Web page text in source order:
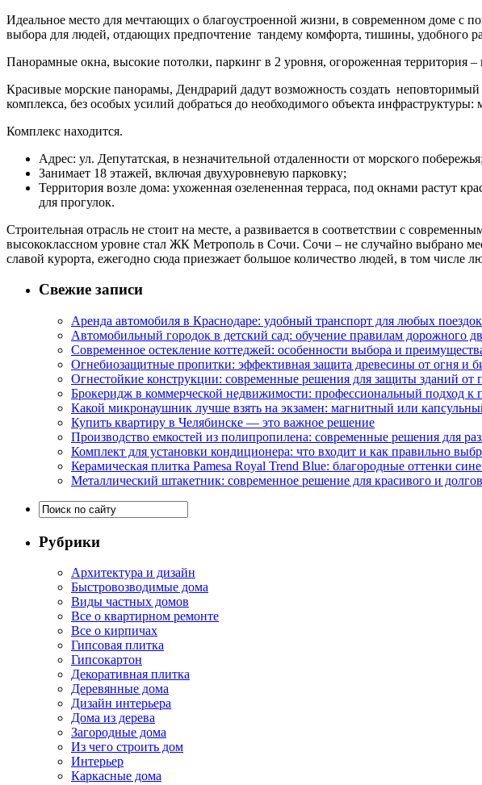
Идеальное место для мечтающих о благоустроенной жизни, в современном доме
выбора для людей, отдающих предпочтение тандему комфорта, тишины, удобного
Панорамные окна, высокие потолки, паркинг в 2 уровня, огороженная территория
Красивые морские панорамы, Дендрарий дадут возможность создать
комплекса, без особых усилий добраться до необходимого объекта инфраструктуры:
Комплекс находится.
Адрес: ул. Депутатская, в незначительной отдаленности от морского побережья;
Занимает 18 этажей, включая двухуровневую парковку;
Территория возле дома: ухоженная озелененная терраса, под окнами растут
для прогулок.
Строительная отрасль не стоит на месте, а развивается в соответствии с
высококлассном уровне стал ЖК Метрополь в Сочи. Сочи – не случайно выбрано
славой курорта, ежегодно сюда приезжает большое количество людей, в том числе
Свежие записи
Аренда автомобиля в Краснодаре: удобный транспорт для любых поездок
Автомобильный городок в детский сад: обучение правилам дорожного
Современное остекление коттеджей: особенности выбора и
Огнебиозащитные пропитки: эффективная защита древесины от огня и
Огнестойкие конструкции: современные решения для защиты зданий от
Брокеридж в коммерческой недвижимости: профессиональный подход к
Какой микронаушник лучше взять на экзамен: магнитный или
Купить квартиру в Челябинске — это важное решение
Производство емкостей из полипропилена: современные решения для
Комплект для установки кондиционера: что входит и как правильно
Керамическая плитка Pamesa Royal Trend Blue: благородные оттенки
Металлический штакетник: современное решение для красивого и
Рубрики
Архитектура и дизайн
Быстровозводимые дома
Виды частных домов
Все о квартирном ремонте
Все о кирпичах
Гипсовая плитка
Гипсокартон
Декоративная плитка
Деревянные дома
Дизайн интерьера
Дома из дерева
Загородные дома
Из чего строить дом
Интерьер
Каркасные дома